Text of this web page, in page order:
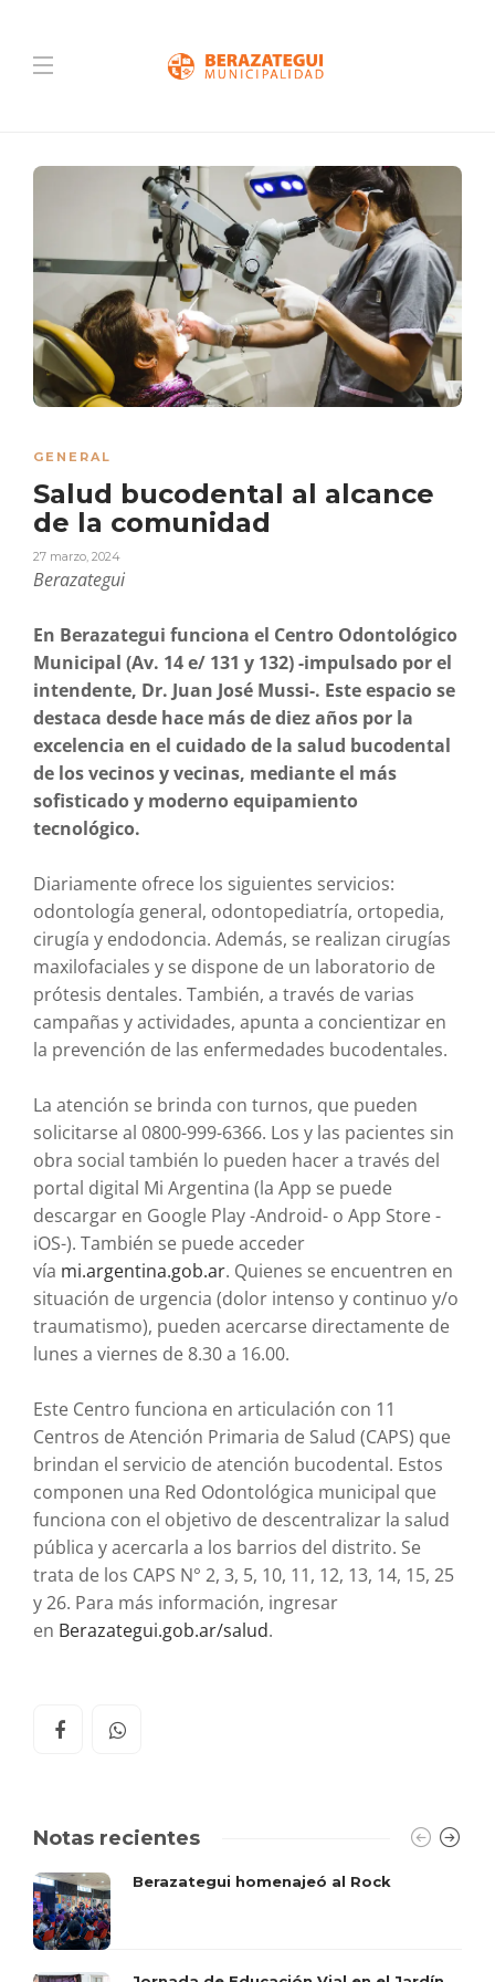
GENERAL
Salud bucodental al alcance
de la comunidad
27 marzo, 2024
Berazategui
En Berazategui funciona el Centro Odontológico
Municipal (Av. 14 e/ 131 y 132) -impulsado por el
intendente, Dr. Juan José Mussi-. Este espacio se
destaca desde hace más de diez años por la
excelencia en el cuidado de la salud bucodental
de los vecinos y vecinas, mediante el más
sofisticado y moderno equipamiento
tecnológico.
Diariamente ofrece los siguientes servicios:
odontología general, odontopediatría, ortopedia,
cirugía y endodoncia. Además, se realizan cirugías
maxilofaciales y se dispone de un laboratorio de
prótesis dentales. También, a través de varias
campañas y actividades, apunta a concientizar en
la prevención de las enfermedades bucodentales.
La atención se brinda con turnos, que pueden
solicitarse al 0800-999-6366. Los y las pacientes sin
obra social también lo pueden hacer a través del
portal digital Mi Argentina (la App se puede
descargar en Google Play -Android- o App Store -
iOS-). También se puede acceder
vía mi.argentina.gob.ar. Quienes se encuentren en
situación de urgencia (dolor intenso y continuo y/o
traumatismo), pueden acercarse directamente de
lunes a viernes de 8.30 a 16.00.
Este Centro funciona en articulación con 11
Centros de Atención Primaria de Salud (CAPS) que
brindan el servicio de atención bucodental. Estos
componen una Red Odontológica municipal que
funciona con el objetivo de descentralizar la salud
pública y acercarla a los barrios del distrito. Se
trata de los CAPS N° 2, 3, 5, 10, 11, 12, 13, 14, 15, 25
y 26. Para más información, ingresar
en Berazategui.gob.ar/salud.
Notas recientes
Berazategui homenajeó al Rock